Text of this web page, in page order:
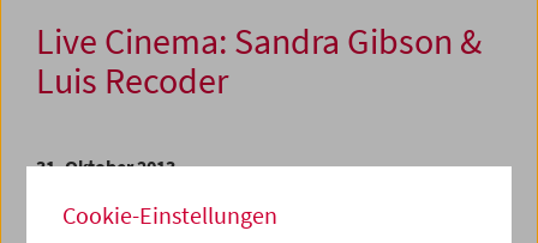
Live Cinema: Sandra Gibson &
Luis Recoder
31. Oktober 2013
Mit ihrer aktuellen Live-Film-Performance hat das von der
Cookie-Einstellungen